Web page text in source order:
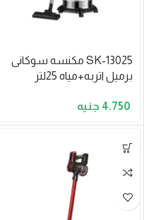
SK-13025 مكنسه سوكانى
برميل اتربه+مياه 25لتر
4.750